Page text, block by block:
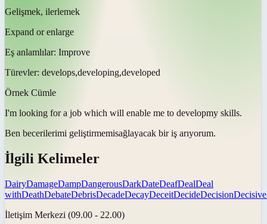
Gelişmek, ilerlemek
Expand or enlarge
Eş anlamlılar: Improve
Türevler: develops,developing,developed
Örnek Cümle
I'm looking for a job which will enable me to developmy skills.
Ben becerilerimi geliştirmemisağlayacak bir iş arıyorum.
İlgili Kelimeler
DairyDamageDampDangerousDarkDateDeafDealDeal
withDeathDebateDebrisDecadeDecayDeceitDecideDecisionDecisive
İletişim Merkezi (09.00 - 22.00)